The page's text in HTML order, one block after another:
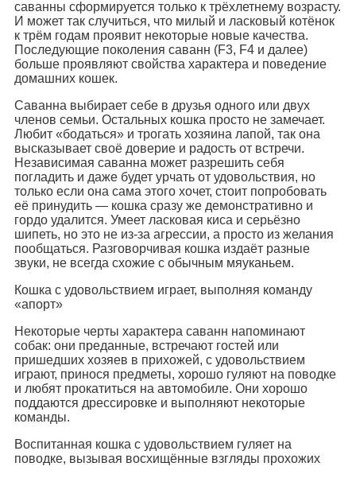
саванны сформируется только к трёхлетнему возрасту.
И может так случиться, что милый и ласковый котёнок
к трём годам проявит некоторые новые качества.
Последующие поколения саванн (F3, F4 и далее)
больше проявляют свойства характера и поведение
домашних кошек.
Саванна выбирает себе в друзья одного или двух
членов семьи. Остальных кошка просто не замечает.
Любит «бодаться» и трогать хозяина лапой, так она
высказывает своё доверие и радость от встречи.
Независимая саванна может разрешить себя
погладить и даже будет урчать от удовольствия, но
только если она сама этого хочет, стоит попробовать
её принудить — кошка сразу же демонстративно и
гордо удалится. Умеет ласковая киса и серьёзно
шипеть, но это не из-за агрессии, а просто из желания
пообщаться. Разговорчивая кошка издаёт разные
звуки, не всегда схожие с обычным мяуканьем.
Кошка с удовольствием играет, выполняя команду
«апорт»
Некоторые черты характера саванн напоминают
собак: они преданные, встречают гостей или
пришедших хозяев в прихожей, с удовольствием
играют, принося предметы, хорошо гуляют на поводке
и любят прокатиться на автомобиле. Они хорошо
поддаются дрессировке и выполняют некоторые
команды.
Воспитанная кошка с удовольствием гуляет на
поводке, вызывая восхищённые взгляды прохожих